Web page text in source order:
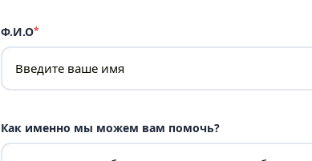
Ф.И.О*
Как именно мы можем вам помочь?